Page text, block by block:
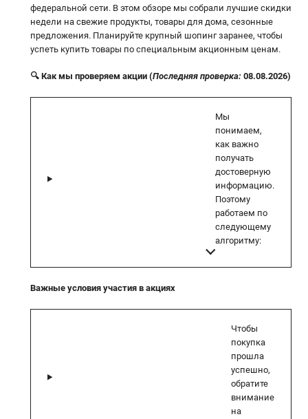
федеральной сети. В этом обзоре мы собрали лучшие скидки
недели на свежие продукты, товары для дома, сезонные
предложения. Планируйте крупный шопинг заранее, чтобы
успеть купить товары по специальным акционным ценам.
🔍 Как мы проверяем акции (Последняя проверка: 08.08.2026)
Мы
понимаем,
как важно
получать
достоверную
информацию.
Поэтому
работаем по
следующему
алгоритму:
Важные условия участия в акциях
Чтобы
покупка
прошла
успешно,
обратите
внимание
на